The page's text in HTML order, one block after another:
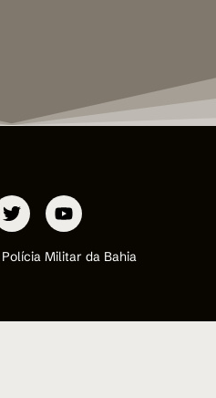
Militar da Bahia